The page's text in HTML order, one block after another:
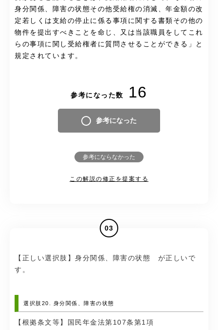
身分関係、障害の状態その他受給権の消滅、年金額の改
定若しくは支給の停止に係る事項に関する書類その他の
物件を提出すべきことを命じ、又は当該職員をしてこれ
らの事項に関し受給権者に質問させることができる」と
規定されています。
参考になった数 16
参考になった
参考にならなかった
この解説の修正を提案する
03
【正しい選択肢】身分関係、障害の状態 が正しいで
す。
選択肢20. 身分関係、障害の状態
【根拠条文等】国民年金法第107条第1項